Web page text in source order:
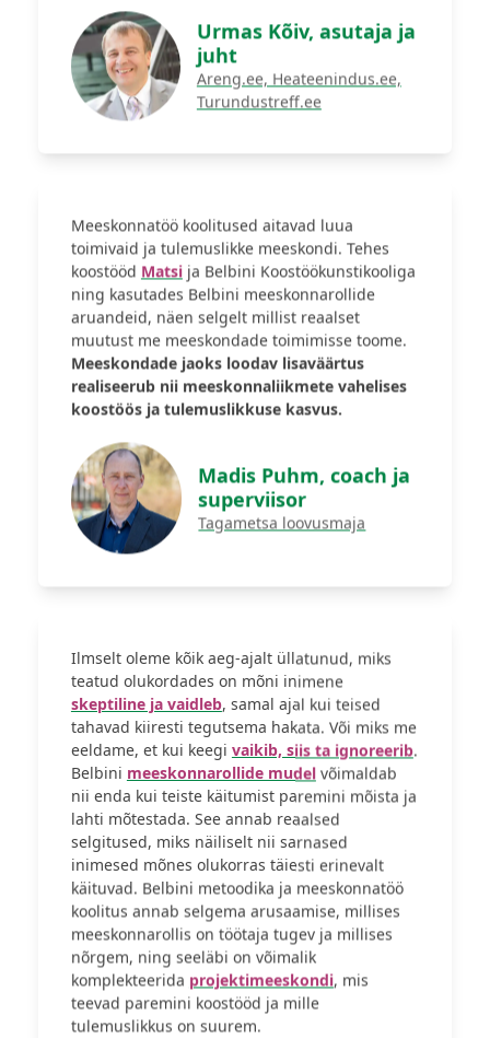
Urmas Kõiv, asutaja ja
juht
Areng.ee, Heateenindus.ee,
Turundustreff.ee
Meeskonnatöö koolitused aitavad luua
toimivaid ja tulemuslikke meeskondi. Tehes
koostööd Matsija Belbini Koostöökunstikooliga
ning kasutades Belbini meeskonnarollide
aruandeid, näen selgelt millist reaalset
muutust me meeskondade toimimisse toome.
Meeskondade jaoks loodav lisaväärtus
realiseerub nii meeskonnaliikmete vahelises
koostöös ja tulemuslikkuse kasvus.
Madis Puhm, coach ja
superviisor
Tagametsa loovusmaja
Ilmselt oleme kõik aeg-ajalt üllatunud, miks
teatud olukordades on mõni inimene
skeptiline ja vaidleb, samal ajal kui teised
tahavad kiiresti tegutsema hakata. Või miks me
eeldame, et kui keegi vaikib, siis ta ignoreerib.
Belbini meeskonnarollide mudelvõimaldab
nii enda kui teiste käitumist paremini mõista ja
lahti mõtestada. See annab reaalsed
selgitused, miks näiliselt nii sarnased
inimesed mõnes olukorras täiesti erinevalt
käituvad. Belbini metoodika ja meeskonnatöö
koolitus annab selgema arusaamise, millises
meeskonnarollis on töötaja tugev ja millises
nõrgem, ning seeläbi on võimalik
komplekteerida projektimeeskondi, mis
teevad paremini koostööd ja mille
tulemuslikkus on suurem.